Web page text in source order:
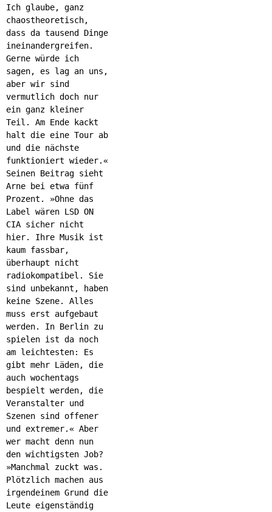
Ich glaube, ganz
chaostheoretisch,
dass da tausend Dinge
ineinandergreifen.
Gerne würde ich
sagen, es lag an uns,
aber wir sind
vermutlich doch nur
ein ganz kleiner
Teil. Am Ende kackt
halt die eine Tour ab
und die nächste
funktioniert wieder.«
Seinen Beitrag sieht
Arne bei etwa fünf
Prozent. »Ohne das
Label wären LSD ON
CIA sicher nicht
hier. Ihre Musik ist
kaum fassbar,
überhaupt nicht
radiokompatibel. Sie
sind unbekannt, haben
keine Szene. Alles
muss erst aufgebaut
werden. In Berlin zu
spielen ist da noch
am leichtesten: Es
gibt mehr Läden, die
auch wochentags
bespielt werden, die
Veranstalter und
Szenen sind offener
und extremer.« Aber
wer macht denn nun
den wichtigsten Job?
»Manchmal zuckt was.
Plötzlich machen aus
irgendeinem Grund die
Leute eigenständig